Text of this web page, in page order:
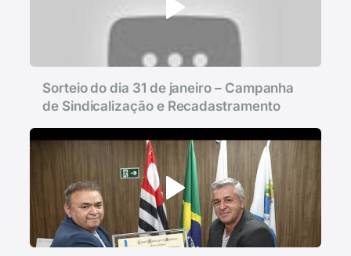
Sorteio do dia 31 de janeiro – Campanha
de Sindicalização e Recadastramento